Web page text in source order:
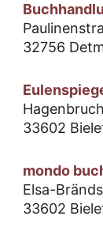
32756
33602
mondo
Elsa-
33602